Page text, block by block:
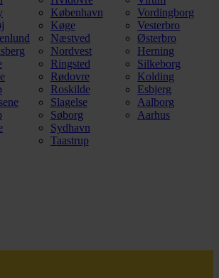
København
Køge
Næstved
Nordvest
Ringsted
Rødovre
Roskilde
Slagelse
Søborg
Sydhavn
Taastrup
Vordingborg
Vesterbro
Østerbro
Herning
Silkeborg
Kolding
Esbjerg
Aalborg
Aarhus